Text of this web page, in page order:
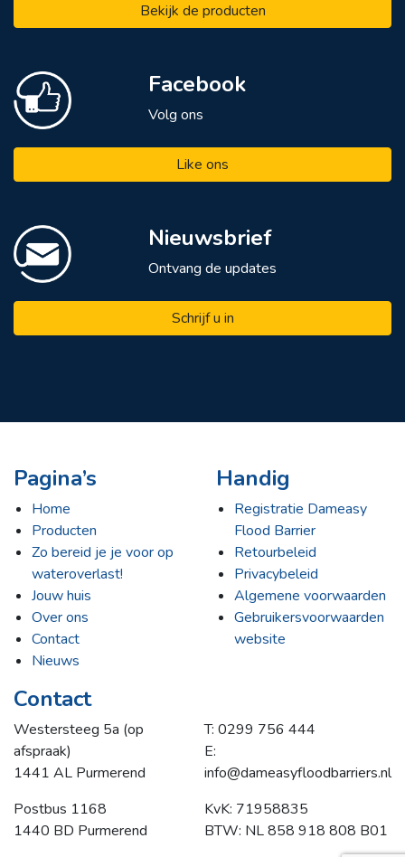
Bekijk de producten
Facebook
Volg ons
Like ons
Nieuwsbrief
Ontvang de updates
Schrijf u in
Pagina’s
Home
Producten
Zo bereid je je voor op
wateroverlast!
Jouw huis
Over ons
Contact
Nieuws
Handig
Registratie Dameasy
Flood Barrier
Retourbeleid
Privacybeleid
Algemene voorwaarden
Gebruikersvoorwaarden
website
Contact
Westersteeg 5a (op
afspraak)
1441 AL Purmerend
Postbus 1168
1440 BD Purmerend
T: 0299 756 444
E:
info@dameasyfloodbarriers.nl
KvK: 71958835
BTW: NL 858 918 808 B01